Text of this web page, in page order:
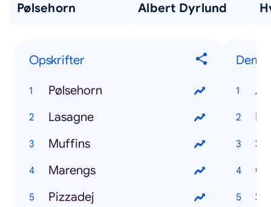
Pølsehorn Albert Dyrlund
Opskrifter
Pølsehorn
Lasagne
Muffins
Marengs
Pizzadej
Dem